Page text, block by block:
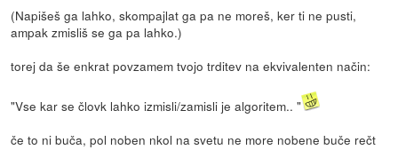
(Napišeš ga lahko, skompajlat ga pa ne moreš, ker ti ne pusti,
ampak zmisliš se ga pa lahko.)
torej da še enkrat povzamem tvojo trditev na ekvivalenten način:
"Vse kar se človk lahko izmisli/zamisli je algoritem.. "
če to ni buča, pol noben nkol na svetu ne more nobene buče rečt